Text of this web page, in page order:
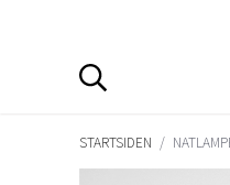
STARTSIDEN /